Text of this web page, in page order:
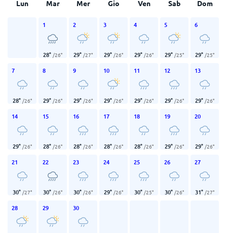
Lun Mar Mer Gio Ven Sab Dom
1
28° /26°
2
29° /27°
3
29° /26°
4
29° /26°
5
29° /25°
6
29° /25°
7
28° /26°
8
29° /26°
9
29° /26°
10
29° /26°
11
29° /26°
12
29° /26°
13
29° /26°
14
29° /26°
15
28° /26°
16
28° /26°
17
28° /26°
18
28° /26°
19
29° /26°
20
29° /26°
21
30° /27°
22
30° /26°
23
30° /26°
24
29° /26°
25
30° /25°
26
30° /26°
27
31° /27°
28 29 30